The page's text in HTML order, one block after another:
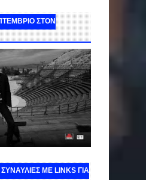
ΣΤΟΝ
ΜΕ LINKS ΓΙΑ